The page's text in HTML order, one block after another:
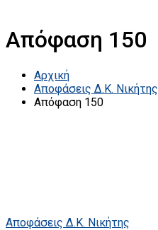
Απόφαση 150
Αρχική
Αποφάσεις Δ.Κ. Νικήτης
Απόφαση 150
Αποφάσεις Δ.Κ. Νικήτης